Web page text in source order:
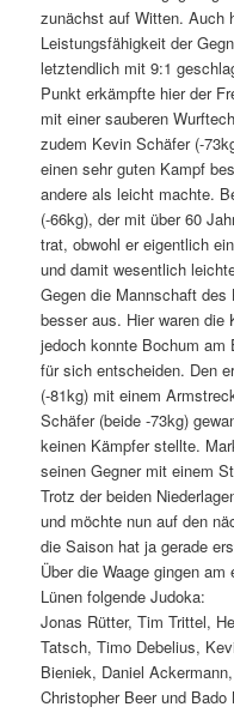
zunächst auf Witten. Auch
Leistungsfähigkeit der
letztendlich mit 9:1
Punkt erkämpfte hier der
mit einer sauberen
zudem Kevin Schäfer (-
einen sehr guten Kampf
andere als leicht machte.
(-66kg), der mit über 60
trat, obwohl er eigentlich
und damit wesentlich
Gegen die Mannschaft
besser aus. Hier waren die
jedoch konnte Bochum am
für sich entscheiden. Den
(-81kg) mit einem
Schäfer (beide -73kg)
keinen Kämpfer stellte.
seinen Gegner mit einem
Trotz der beiden
und möchte nun auf den
die Saison hat ja gerade
Über die Waage gingen
Lünen folgende Judoka:
Jonas Rütter, Tim Trittel,
Tatsch, Timo Debelius,
Bieniek, Daniel
Christopher Beer und Bado